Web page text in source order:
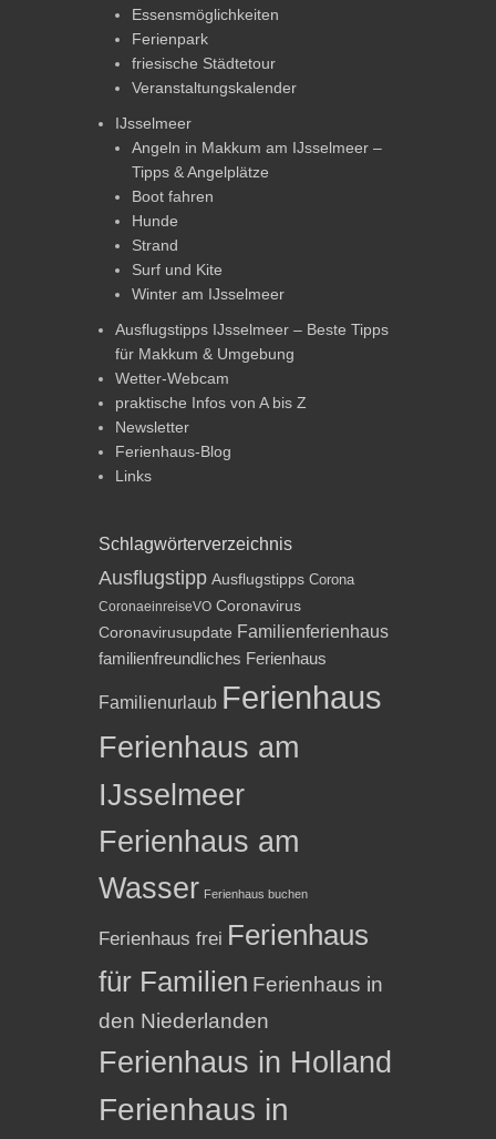
Essensmöglichkeiten
Ferienpark
friesische Städtetour
Veranstaltungskalender
IJsselmeer
Angeln in Makkum am IJsselmeer –
Tipps & Angelplätze
Boot fahren
Hunde
Strand
Surf und Kite
Winter am IJsselmeer
Ausflugstipps IJsselmeer – Beste Tipps
für Makkum & Umgebung
Wetter-Webcam
praktische Infos von A bis Z
Newsletter
Ferienhaus-Blog
Links
Schlagwörterverzeichnis
Ausflugstipp Ausflugstipps Corona
CoronaeinreiseVO Coronavirus
Coronavirusupdate Familienferienhaus
familienfreundliches Ferienhaus
Familienurlaub Ferienhaus
Ferienhaus am
IJsselmeer
Ferienhaus am
Wasser Ferienhaus buchen
Ferienhaus frei Ferienhaus
für Familien Ferienhaus in
den Niederlanden
Ferienhaus in Holland
Ferienhaus in